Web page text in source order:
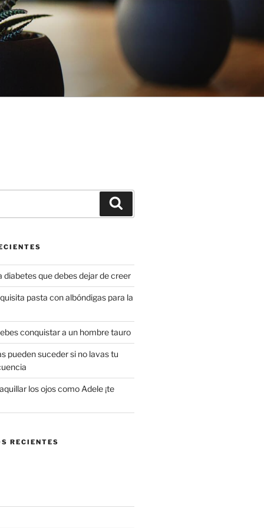
diabetes que debes dejar de creer
pasta con albóndigas para la
conquistar a un hombre tauro
pueden suceder si no lavas tu
los ojos como Adele ¡te
RECIENTES